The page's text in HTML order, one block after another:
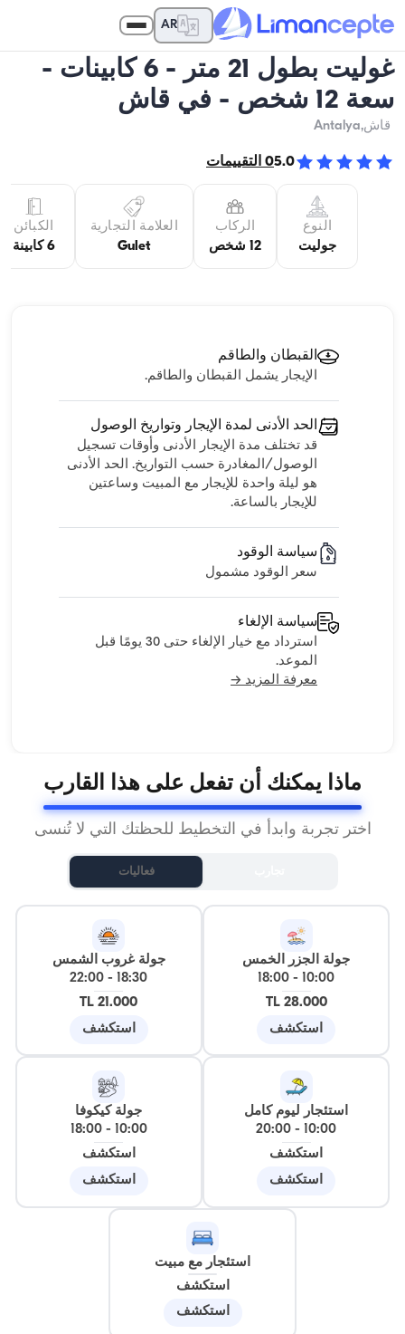
AR
غوليت بطول 21 متر - 6 كابينات -
سعة 12 شخص - في قاش
قاش,Antalya
5.0
0 التقييمات
النوع
جوليت
الركاب
12 شخص
العلامة التجارية
Gulet
الكبائن
6 كابينة
القبطان والطاقم
الإيجار يشمل القبطان والطاقم.
الحد الأدنى لمدة الإيجار وتواريخ الوصول
قد تختلف مدة الإيجار الأدنى وأوقات تسجيل
الوصول/المغادرة حسب التواريخ. الحد الأدنى
هو ليلة واحدة للإيجار مع المبيت وساعتين
للإيجار بالساعة.
سياسة الوقود
سعر الوقود مشمول
سياسة الإلغاء
استرداد مع خيار الإلغاء حتى 30 يومًا قبل
الموعد.
معرفة المزيد →
ماذا يمكنك أن تفعل على هذا القارب
اختر تجربة وابدأ في التخطيط للحظتك التي لا تُنسى
فعاليات
جولة الجزر الخمس
10:00
-
18:00
28.000 TL
استكشف
جولة غروب الشمس
18:30
-
22:00
21.000 TL
استكشف
استئجار ليوم كامل
10:00
-
20:00
استكشف
استكشف
جولة كيكوفا
10:00
-
18:00
استكشف
استكشف
استئجار مع مبيت
استكشف
استكشف